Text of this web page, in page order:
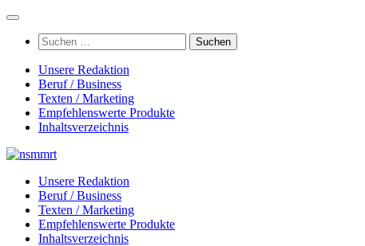
Zum
springenSuchen
nach:
Unsere Redaktion
Beruf / Business
Texten / Marketing
Empfehlenswerte Produkte
Inhaltsverzeichnis
Unsere Redaktion
Beruf / Business
Texten / Marketing
Empfehlenswerte Produkte
Inhaltsverzeichnis